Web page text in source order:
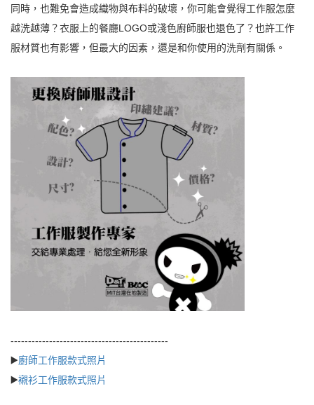
同時，也難免會造成織物與布料的破壞，你可能會覺得工作服怎麼
越洗越薄？衣服上的餐廳LOGO或淺色廚師服也退色了？也許工作
服材質也有影響，但最大的因素，還是和你使用的洗劑有關係。
---------------------------------------------
▶️廚師工作服款式照片
▶️襯衫工作服款式照片